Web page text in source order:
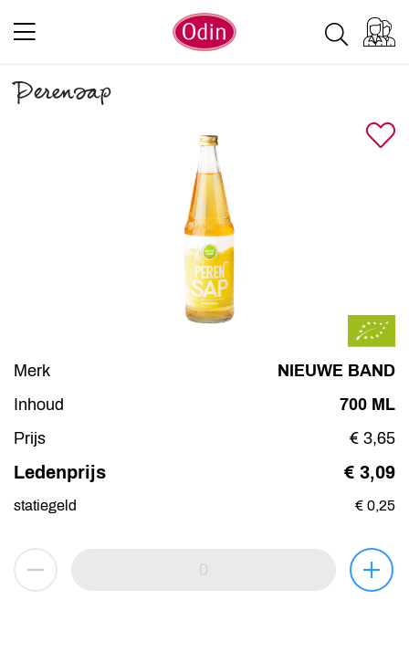
Perensap
Merk
NIEUWE BAND
Inhoud
700 ML
Prijs
€ 3,65
Ledenprijs € 3,09
statiegeld € 0,25